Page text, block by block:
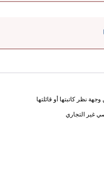
نظر كاتبتها أو قائلتها
غير التجاري